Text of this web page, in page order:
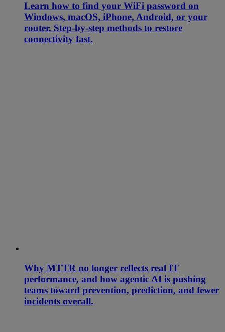
Learn how to find your WiFi password on
Windows, macOS, iPhone, Android, or your
router. Step-by-step methods to restore
connectivity fast.
Why MTTR no longer reflects real IT
performance, and how agentic AI is pushing
teams toward prevention, prediction, and fewer
incidents overall.